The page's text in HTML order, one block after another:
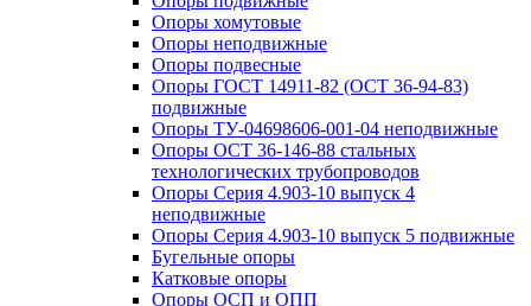
Опоры хомутовые
Опоры неподвижные
Опоры подвесные
Опоры ГОСТ 14911-82 (ОСТ 36-94-83)
подвижные
Опоры ТУ-04698606-001-04 неподвижные
Опоры ОСТ 36-146-88 стальных
технологических трубопроводов
Опоры Серия 4.903-10 выпуск 4
неподвижные
Опоры Серия 4.903-10 выпуск 5 подвижные
Бугельные опоры
Катковые опоры
Опоры ОСП и ОПП